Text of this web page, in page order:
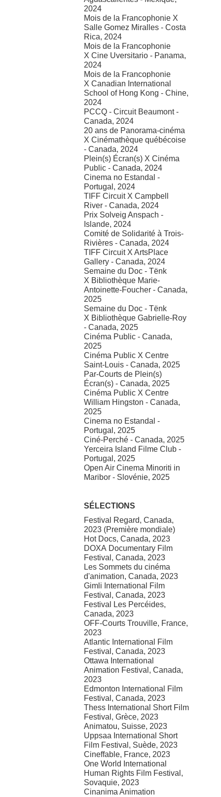
2024
Mois de la Francophonie X
Salle Gomez Miralles - Costa
Rica, 2024
Mois de la Francophonie
X Cine Uversitario - Panama,
2024
Mois de la Francophonie
X Canadian International
School of Hong Kong - Chine,
2024
PCCQ - Circuit Beaumont -
Canada, 2024
20 ans de Panorama-cinéma
X Cinémathèque québécoise
- Canada, 2024
Plein(s) Écran(s) X Cinéma
Public - Canada, 2024
Cinema no Estandal -
Portugal, 2024
TIFF Circuit X Campbell
River - Canada, 2024
Prix Solveig Anspach -
Islande, 2024
Comité de Solidarité à Trois-
Rivières - Canada, 2024
TIFF Circuit X ArtsPlace
Gallery - Canada, 2024
Semaine du Doc - Tënk
X Bibliothèque Marie-
Antoinette-Foucher - Canada,
2025
Semaine du Doc - Tënk
X Bibliothèque Gabrielle-Roy
- Canada, 2025
Cinéma Public - Canada,
2025
Cinéma Public X Centre
Saint-Louis - Canada, 2025
Par-Courts de Plein(s)
Écran(s) - Canada, 2025
Cinéma Public X Centre
William Hingston - Canada,
2025
Cinema no Estandal -
Portugal, 2025
Ciné-Perché - Canada, 2025
Yerceira Island Filme Club -
Portugal, 2025
Open Air Cinema Minoriti in
Maribor - Slovénie, 2025
SÉLECTIONS
Festival Regard, Canada,
2023 (Première mondiale)
Hot Docs, Canada, 2023
DOXA Documentary Film
Festival, Canada, 2023
Les Sommets du cinéma
d'animation, Canada, 2023
Gimli International Film
Festival, Canada, 2023
Festival Les Percéides,
Canada, 2023
OFF-Courts Trouville, France,
2023
Atlantic International Film
Festival, Canada, 2023
Ottawa International
Animation Festival, Canada,
2023
Edmonton International Film
Festival, Canada, 2023
Thess International Short Film
Festival, Grèce, 2023
Animatou, Suisse, 2023
Uppsaa International Short
Film Festival, Suède, 2023
Cineffable, France, 2023
One World International
Human Rights Film Festival,
Sovaquie, 2023
Cinanima Animation